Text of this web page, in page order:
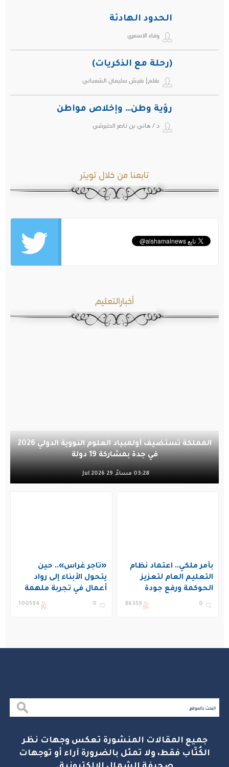
الحدود الهادئة
وفاء الاسمري
(رحلة مع الذكريات)
بقلم| بقيش سليمان الشعباني
رؤية وطن… وإخلاص مواطن
د / هاني بن ناصر الحتيرشي
تابعنا من خلال تويتر
أخبارالتعليم
المملكة تستضيف أولمبياد العلوم النووية الدولي 2026
في جدة بمشاركة 19 دولة
03:28 مساءً, 29 Jul 2026
بأمر ملكي.. اعتماد نظام
التعليم العام لتعزيز
الحوكمة ورفع جودة
التعليم في المملكة
0
86359
«تاجر غراس».. حين
يتحول الأبناء إلى رواد
أعمال في تجربة ملهمة
بنادي غراس الصيفي
0
100594
جميع المقالات المنشورة تعكس وجهات نظر
الكُتّاب فقط، ولا تمثل بالضرورة آراء أو توجهات